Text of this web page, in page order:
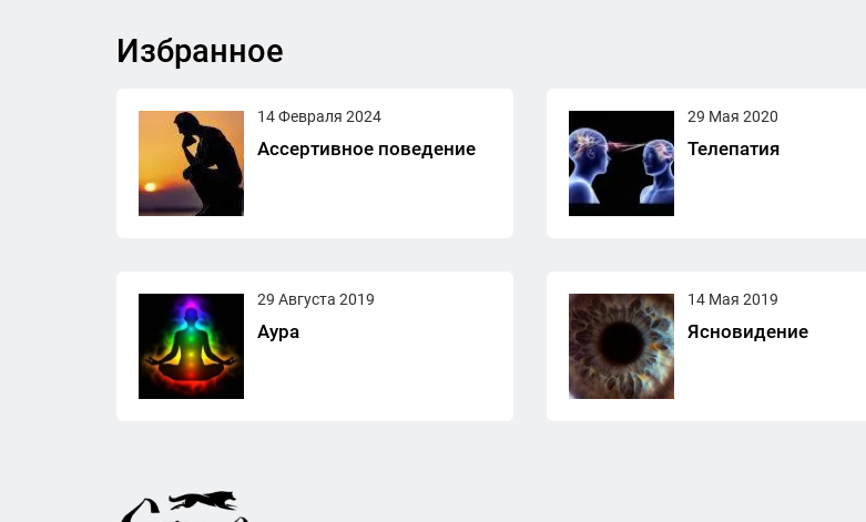
Избранное
14 Февраля 2024
Ассертивное поведение
29 Мая 2020
Телепатия
29 Августа 2019
Аура
14 Мая 2019
Ясновидение